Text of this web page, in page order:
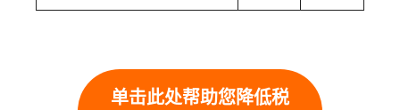
单击此处帮助您降低税